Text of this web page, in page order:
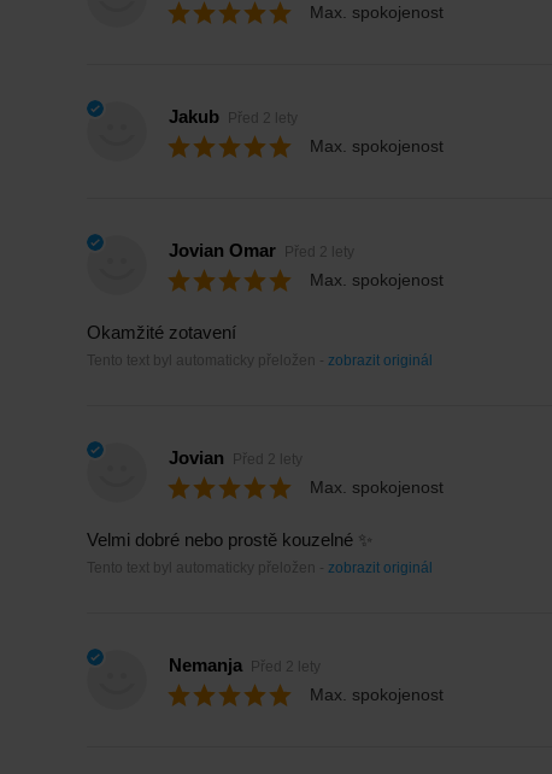
Max. spokojenost
Jakub Před 2 lety
Max. spokojenost
Jovian Omar Před 2 lety
Max. spokojenost
Okamžité zotavení
Tento text byl automaticky přeložen - zobrazit originál
Jovian Před 2 lety
Max. spokojenost
Velmi dobré nebo prostě kouzelné ✨
Tento text byl automaticky přeložen - zobrazit originál
Nemanja Před 2 lety
Max. spokojenost